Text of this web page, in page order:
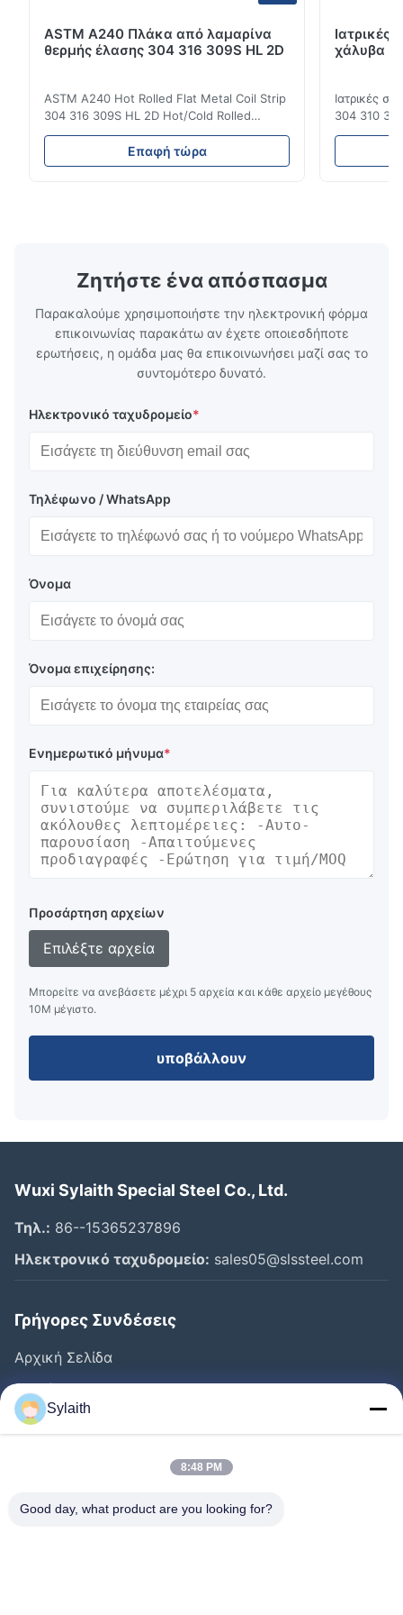
ASTM A240 Πλάκα από λαμαρίνα
θερμής έλασης 304 316 309S HL 2D
ASTM A240 Hot Rolled Flat Metal Coil Strip
304 316 309S HL 2D Hot/Cold Rolled
Stainless Steel Coil Strip 304 316 309S 310
310S 316L 321 ASTM A240 Προδιαγραφές
προϊόντος Όνομα προϊόντος Πηνίο /
Επαφή τώρα
χάλυβα
Ιατρικές
304 310
χάλυβας
Ζητήστε ένα απόσπασμα
Παρακαλούμε χρησιμοποιήστε την ηλεκτρονική φόρμα
επικοινωνίας παρακάτω αν έχετε οποιεσδήποτε
ερωτήσεις, η ομάδα μας θα επικοινωνήσει μαζί σας το
συντομότερο δυνατό.
Ηλεκτρονικό ταχυδρομείο*
Τηλέφωνο / WhatsApp
Όνομα
Όνομα επιχείρησης:
Ενημερωτικό μήνυμα*
Προσάρτηση αρχείων
Επιλέξτε αρχεία
Μπορείτε να ανεβάσετε μέχρι 5 αρχεία και κάθε αρχείο μεγέθους
10M μέγιστο.
υποβάλλουν
Wuxi Sylaith Special Steel Co., Ltd.
Τηλ.: 86--15365237896
Ηλεκτρονικό ταχυδρομείο: sales05@slssteel.com
Γρήγορες Συνδέσεις
Αρχική Σελίδα
Προϊόντα
Βίντεο
Ποιοτικός Έλεγχος
Sylaith
8:48 PM
Good day, what product are you looking for?